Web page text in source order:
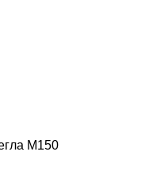
М150